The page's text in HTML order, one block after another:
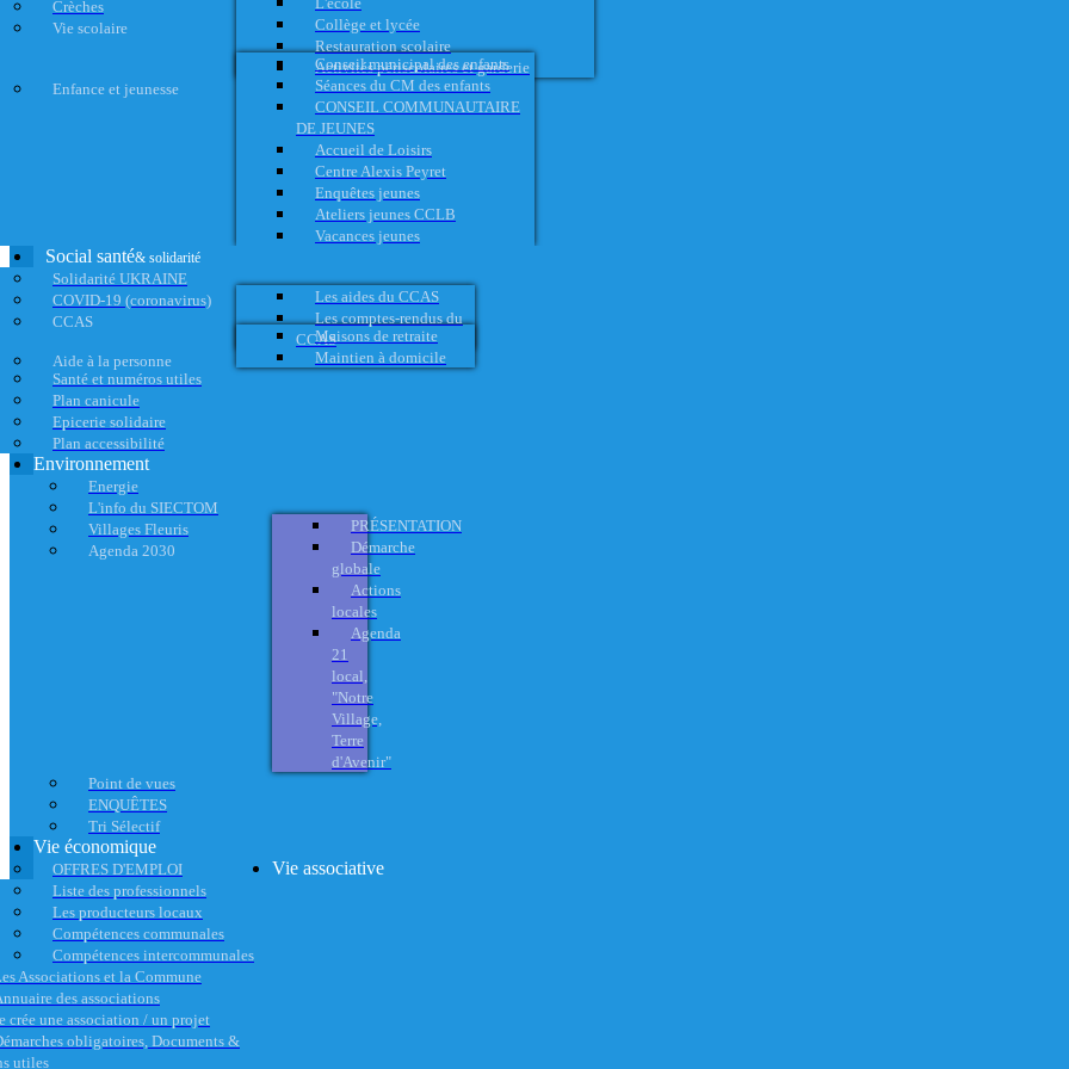
Crèches
Vie scolaire
Collège et lycée
Restauration scolaire
Activités périscolaires et garderie
Enfance et jeunesse
Conseil municipal des enfants
Séances du CM des enfants
CONSEIL COMMUNAUTAIRE
DE JEUNES
Accueil de Loisirs
Centre Alexis Peyret
Enquêtes jeunes
Ateliers jeunes CCLB
Vacances jeunes
Social santé& solidarité
Solidarité UKRAINE
COVID-19 (coronavirus)
CCAS
Les aides du CCAS
Les comptes-rendus du
CCAS
Aide à la personne
Maisons de retraite
Maintien à domicile
Santé et numéros utiles
Plan canicule
Epicerie solidaire
Plan accessibilité
Environnement
Energie
L'info du SIECTOM
Villages Fleuris
Agenda 2030
PRÉSENTATION
Démarche
globale
Actions
locales
Agenda
21
local,
"Notre
Village,
Terre
d'Avenir"
Point de vues
ENQUÊTES
Tri Sélectif
Vie économique
OFFRES D'EMPLOI
Liste des professionnels
Les producteurs locaux
Compétences communales
Compétences intercommunales
Vie associative
Associations et la Commune
des associations
crée une association / un projet
obligatoires, Documents &
utiles